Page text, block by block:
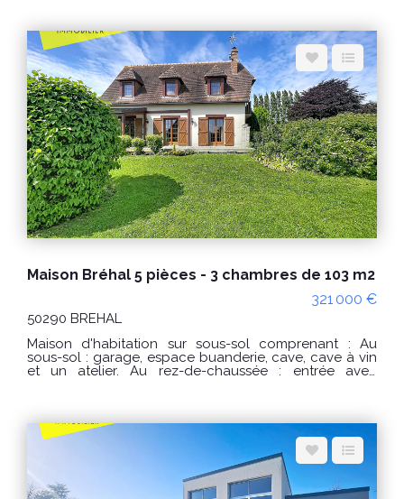
2020 -bonne exposition, -pompe à chaleur... Prix de
vente de 332 000 € Honoraires à la charge du
vendeur. FRAIS DE NOTAIRE REDUITS Classe énergie :
A (34) Classe climat : A (1) Montant estimé des
dépenses annuelles d'énergie pour un usage
standard : entre 370 € et 560 € / an. Prix moyens des
énergies indexés sur les années 2021, 2022, 2023
(abonnements compris) conformément à l'arrêté du 31
mars 2021 en vigueur lors de l'établissement du DPE
Les informations sur les risques auxquels ce bien est
exposé sont disponibles sur le site Géorisques :
www.georisques.gouv.fr POUR VISITER : Agence
DELAMARCHE IMMO.COM 14 rue du Général de Gaulle
50290 BREHAL ou Florian GINARD 0786274434
Maison Bréhal 5 pièces - 3 chambres de 103 m2
321 000 €
50290 BREHAL
Maison d'habitation sur sous-sol comprenant : Au
sous-sol : garage, espace buanderie, cave, cave à vin
et un atelier. Au rez-de-chaussée : entrée avec
avec une pergola. Au 1er étage : couloir desservant 3
chambres dont une avec un balcon, une salle de bain,
un débarras et un wc indépendant. Terrain de 1493m²
au calme, arboré avec arbre fruitier, bassin à poisson
et jardin légumier. PRIX : 337 000€ Honoraires à la
charge du vendeur. Réf : 10545AE Classe énergie : D